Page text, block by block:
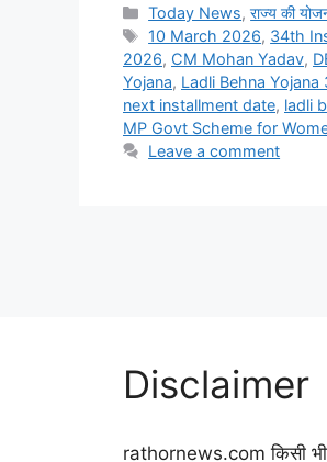
Categories
Today News,राज्य की
Tags
10 March 2026, 34th
2026, CM Mohan Yadav,
Yojana, Ladli Behna
next installment date, ladli
MP Govt Scheme for
Leave a comment
Disclaimer
rathornews.com किसी भी